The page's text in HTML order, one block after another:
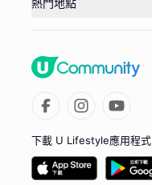
下載 U Lifestyle應用程式